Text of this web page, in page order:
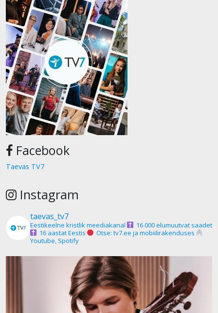
Facebook
Taevas TV7
Instagram
taevas_tv7
Eestikeelne kristlik meediakanal
16 000 elumuutvat saadet
16 aastat Eestis
Otse: tv7.ee ja mobiilirakenduses
Youtube, Spotify